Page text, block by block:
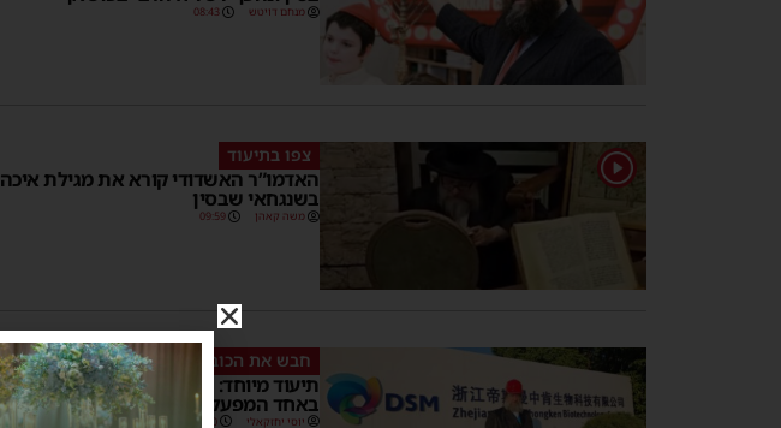
מנחם דויטש 08:43
1 צפו בתיעוד
האדמו”ר האשדודי קורא את מגילת איכה
בשנגחאי שבסין
משה קאהן 09:59
חבש את הכובע האדום
תיעוד מיוחד: האדמו"ר מאשדוד מסייר
באחד המפעלים הגדולים בסין
יוסי יחזקאלי 11:30 1 תגובות